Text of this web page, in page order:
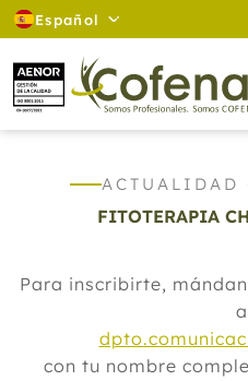
Español
ACTUALIDAD
FITOTERAPIA
Para inscribirte,
con tu nombre